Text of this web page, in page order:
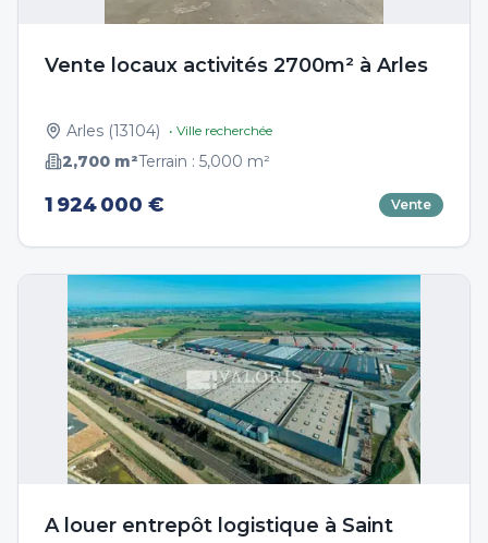
Vente locaux activités 2700m² à Arles
Arles (13104) • Ville recherchée
2,700 m²Terrain : 5,000 m²
1 924 000 € Vente
A louer entrepôt logistique à Saint